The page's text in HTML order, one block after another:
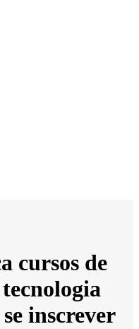
cursos de
inscrever